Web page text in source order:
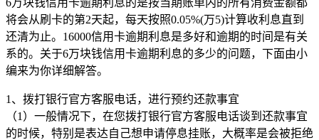
将会从刷卡的第2天起，每天按照0.05%(万5)计算收利息直到
还清为止。16000信用卡逾期利息是多好和逾期的时间是有关
系的。关于6万块钱信用卡逾期利息的多少的问题，下面由小
编来为你详细解答。
1、拨打银行官方客服电话，进行预约还款事宜
（1）一般情况下，在您拨打银行官方客服电话谈到还款事宜
的时候，特别是表达自己想申请停息挂账，大概率是会被拒绝